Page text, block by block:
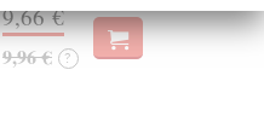
9,66 €
9,96 € ?